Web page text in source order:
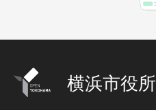
横浜市役所